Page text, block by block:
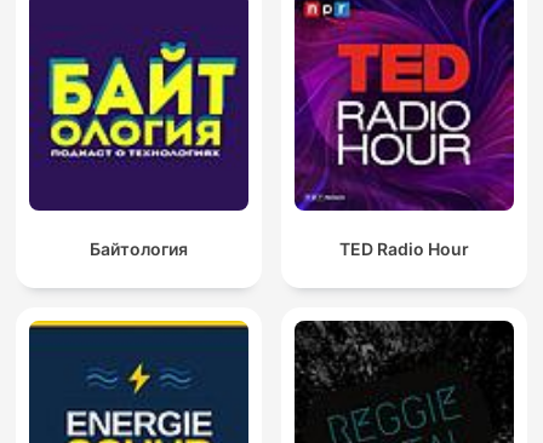
Байтология TED Radio Hour